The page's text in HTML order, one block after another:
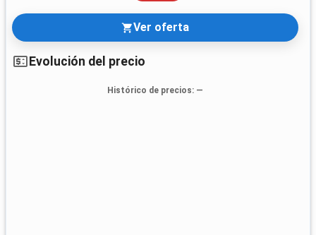
Ver oferta
Evolución del precio
Histórico de precios: —